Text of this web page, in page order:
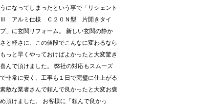
うになってしまったという事で「リシェント
Ⅲ アルミ仕様 Ｃ２０Ｎ型 片開きタイ
プ」に玄関リフォーム。 新しい玄関の静か
さと軽さに、この値段でこんなに変わるなら
もっと早くやっておけばよかったと大変驚き
喜んで頂けました。 弊社の対応もスムーズ
で非常に安く、工事も１日で完璧に仕上がる
素敵な業者さんで頼んで良かったと大変お褒
め頂けました。 お客様に「頼んで良かっ